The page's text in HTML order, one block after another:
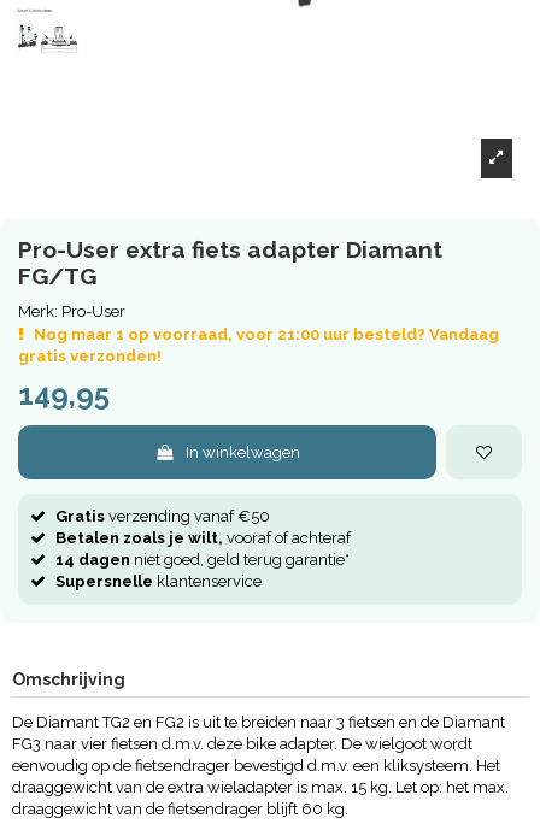
Pro-User extra fiets adapter Diamant
FG/TG
Merk: Pro-User
Nog maar 1 op voorraad, voor 21:00 uur besteld? Vandaag
gratis verzonden!
149,95
In winkelwagen
Gratis verzending vanaf €50
Betalen zoals je wilt, vooraf of achteraf
14 dagen niet goed, geld terug garantie*
Supersnelle klantenservice
Omschrijving
De Diamant TG2 en FG2 is uit te breiden naar 3 fietsen en de Diamant
FG3 naar vier fietsen d.m.v. deze bike adapter. De wielgoot wordt
eenvoudig op de fietsendrager bevestigd d.m.v. een kliksysteem. Het
draaggewicht van de extra wieladapter is max. 15 kg. Let op: het max.
draaggewicht van de fietsendrager blijft 60 kg.